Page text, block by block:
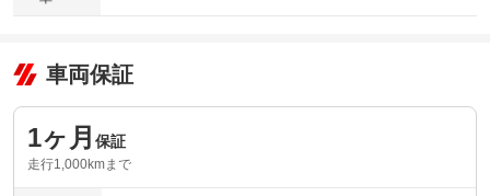
車両保証
1ヶ月 保証
走行1,000kmまで